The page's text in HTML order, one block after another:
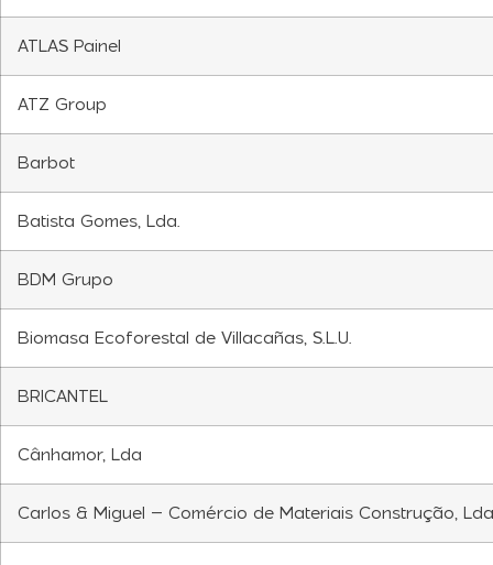
ATLAS Painel
ATZ Group
Barbot
Batista Gomes, Lda.
BDM Grupo
Biomasa Ecoforestal de Villacañas, S.L.U.
BRICANTEL
Cânhamor, Lda
Carlos & Miguel – Comércio de Materiais Construção,